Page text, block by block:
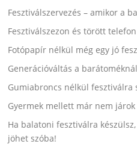
Fesztiválszervezés – amikor a
Fesztiválszezon és törött telefon
Fotópapír nélkül még egy jó
Generációváltás a
Gumiabroncs nélkül fesztiválra
Gyermek mellett már nem
Ha balatoni fesztiválra
jöhet szóba!